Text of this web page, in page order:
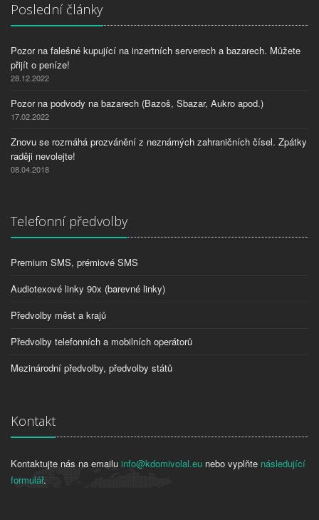
Poslední články
Pozor na falešné kupující na inzertních serverech a bazarech. Můžete
přijít o peníze!
28.12.2022
Pozor na podvody na bazarech (Bazoš, Sbazar, Aukro apod.)
17.02.2022
Znovu se rozmáhá prozvánění z neznámých zahraničních čísel. Zpátky
raději nevolejte!
08.04.2018
Telefonní předvolby
Premium SMS, prémiové SMS
Audiotexové linky 90x (barevné linky)
Předvolby měst a krajů
Předvolby telefonních a mobilních operátorů
Mezinárodní předvolby, předvolby států
Kontakt
Kontaktujte nás na emailu info@kdomivolal.eu nebo vyplňte následující
formulář.